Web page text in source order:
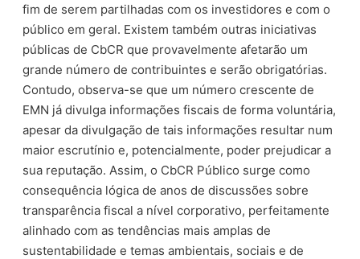
fim de serem partilhadas com os investidores e com o
público em geral. Existem também outras iniciativas
públicas de CbCR que provavelmente afetarão um
grande número de contribuintes e serão obrigatórias.
Contudo, observa-se que um número crescente de
EMN já divulga informações fiscais de forma voluntária,
apesar da divulgação de tais informações resultar num
maior escrutínio e, potencialmente, poder prejudicar a
sua reputação. Assim, o CbCR Público surge como
consequência lógica de anos de discussões sobre
transparência fiscal a nível corporativo, perfeitamente
alinhado com as tendências mais amplas de
sustentabilidade e temas ambientais, sociais e de